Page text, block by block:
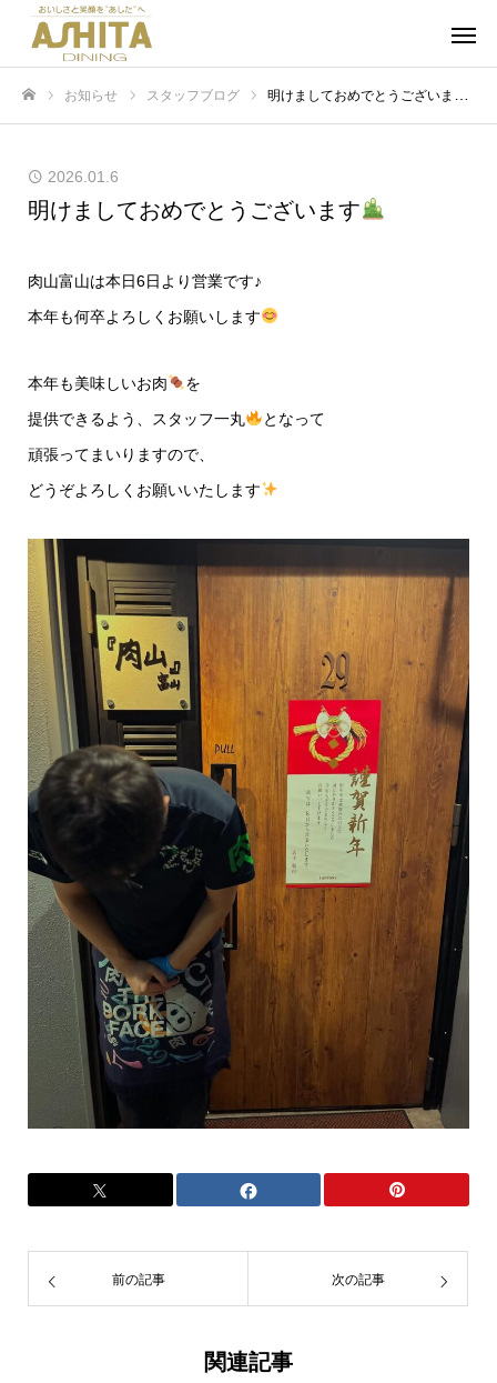
お知らせ スタッフブログ 明けましておめでとうございます
2026.01.6
明けましておめでとうございます
肉山富山は本日6日より営業です♪
本年も何卒よろしくお願いします
本年も美味しいお肉
を
提供できるよう、スタッフ一丸
となって
頑張ってまいりますので、
どうぞよろしくお願いいたします
前の記事 次の記事
関連記事